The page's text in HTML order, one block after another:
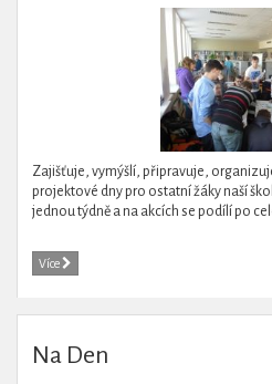
Zajišťuje, vymýšlí, připravuje,
projektové dny pro ostatní žáky naší
jednou týdně a na akcích se podílí po
Více
Na Den